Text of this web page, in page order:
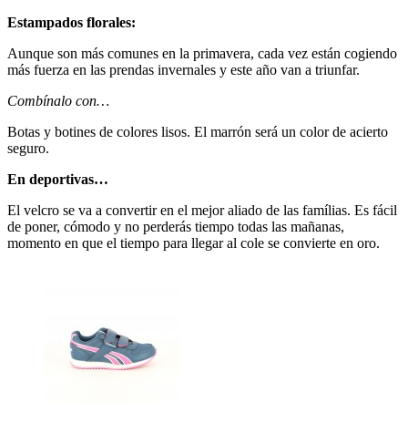
Estampados florales:
Aunque son más comunes en la primavera, cada vez están cogiendo
más fuerza en las prendas invernales y este año van a triunfar.
Combínalo con…
Botas y botines de colores lisos. El marrón será un color de acierto
seguro.
En deportivas…
El velcro se va a convertir en el mejor aliado de las famílias. Es fácil
de poner, cómodo y no perderás tiempo todas las mañanas,
momento en que el tiempo para llegar al cole se convierte en oro.